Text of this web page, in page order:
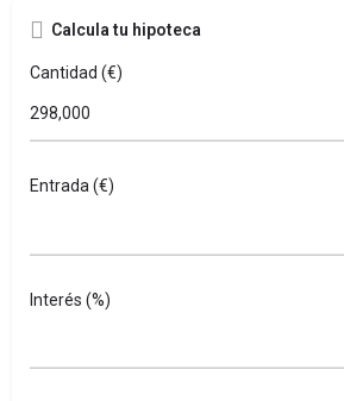
Calcula tu hipoteca
Cantidad (€)
Entrada (€)
Interés (%)